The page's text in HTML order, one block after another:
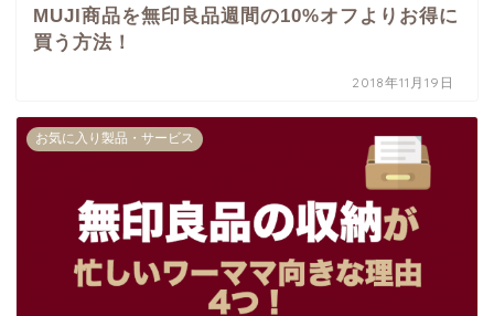
MUJI商品を無印良品週間の10%オフよりお得に
買う方法！
2018年11月19日
お気に入り製品・サービス